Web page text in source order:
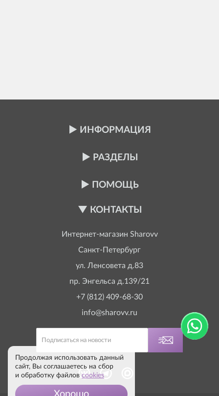
ИНФОРМАЦИЯ
РАЗДЕЛЫ
ПОМОЩЬ
КОНТАКТЫ
Интернет-магазин Sharovv
Санкт-Петербург
ул. Ленсовета д.83
пр. Энгельса д.139/21
+7 (812) 409-68-30
info@sharovv.ru
Продолжая использовать данный
сайт, Вы соглашаетесь на сбор
и обработку файлов cookies
Хорошо